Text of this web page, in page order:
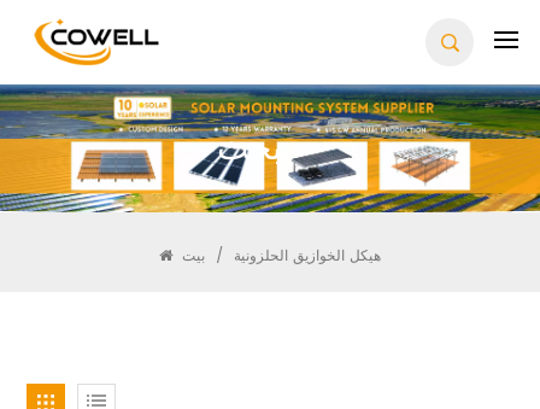
يبحث
بيت / هيكل الخوازيق الحلزونية